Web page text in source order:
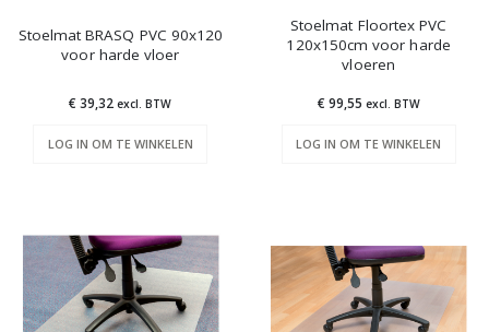
Stoelmat BRASQ PVC 90x120
voor harde vloer
€ 39,32excl. BTW
LOG IN OM TE WINKELEN
Stoelmat Floortex PVC
120x150cm voor harde
vloeren
€ 99,55 excl. BTW
LOG IN OM TE WINKELEN